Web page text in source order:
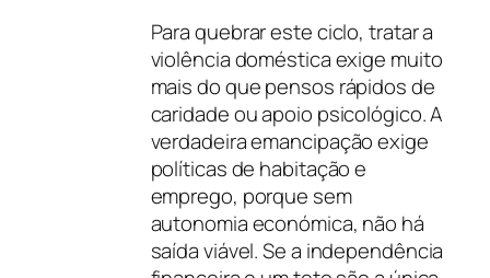
Para quebrar este ciclo, tratar a
violência doméstica exige muito
mais do que pensos rápidos de
caridade ou apoio psicológico. A
verdadeira emancipação exige
políticas de habitação e
emprego, porque sem
autonomia económica, não há
saída viável. Se a independência